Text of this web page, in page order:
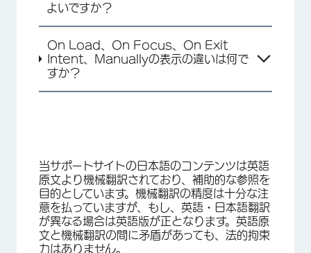
よいですか？
On Load、On Focus、On Exit
Intent、Manuallyの表示の違いは何で
すか？
当サポートサイトの日本語のコンテンツは英語
原文より機械翻訳されており、補助的な参照を
目的としています。機械翻訳の精度は十分な注
意を払っていますが、もし、英語・日本語翻訳
が異なる場合は英語版が正となります。英語原
文と機械翻訳の間に矛盾があっても、法的拘束
力はありません。